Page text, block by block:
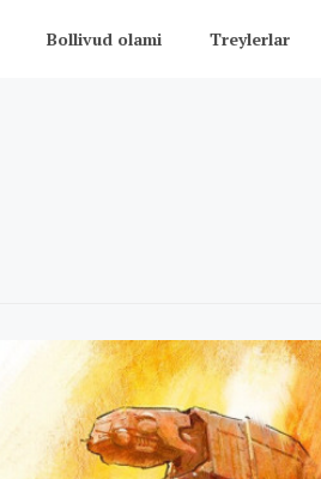
Bollivud olami Treylerlar